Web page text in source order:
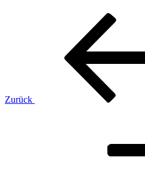
Zurück